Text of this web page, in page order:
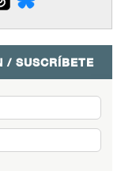
/ SUSCRÍBETE